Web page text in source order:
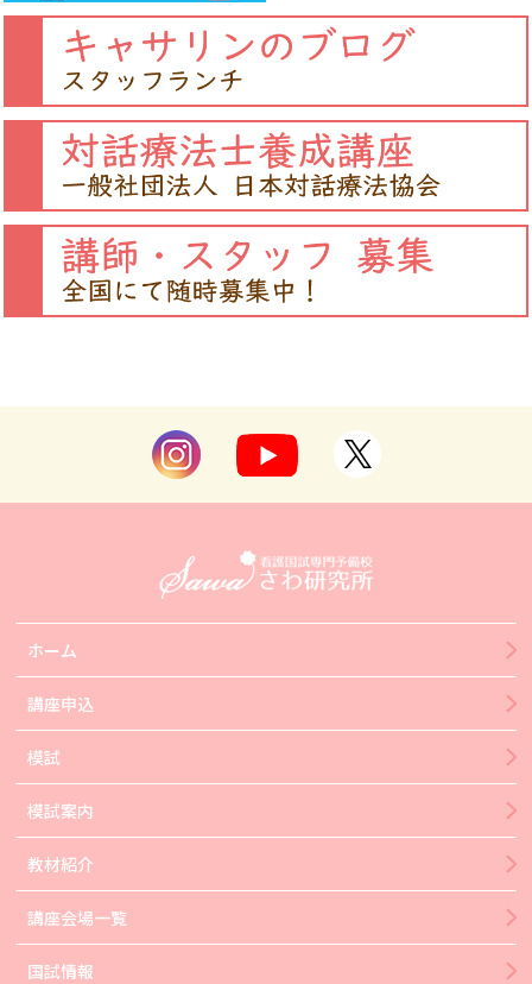
ホーム
講座申込
模試
模試案内
教材紹介
講座会場一覧
国試情報